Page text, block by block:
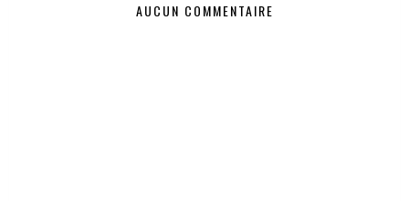
AUCUN COMMENTAIRE